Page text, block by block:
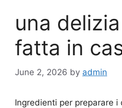
una
fatta in
June 2, 2026 by admin
Ingredienti per preparare i